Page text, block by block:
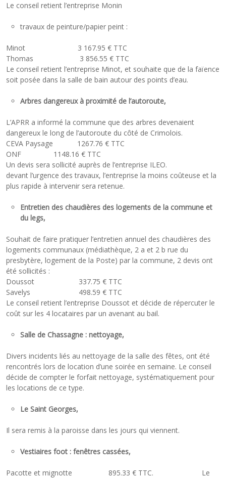
Le conseil retient l’entreprise Monin
travaux de peinture/papier peint :
Minot 3 167.95 € TTC
Thomas 3 856.55 € TTC
Le conseil retient l’entreprise Minot, et souhaite que de la faïence
soit posée dans la salle de bain autour des points d’eau.
Arbres dangereux à proximité de l’autoroute,
L’APRR a informé la commune que des arbres devenaient
dangereux le long de l’autoroute du côté de Crimolois.
CEVA Paysage 1267.76 € TTC
ONF 1148.16 € TTC
Un devis sera sollicité auprès de l’entreprise ILEO.
devant l’urgence des travaux, l’entreprise la moins coûteuse et la
plus rapide à intervenir sera retenue.
Entretien des chaudières des logements de la commune et
du legs,
Souhait de faire pratiquer l’entretien annuel des chaudières des
logements communaux (médiathèque, 2 a et 2 b rue du
presbytère, logement de la Poste) par la commune, 2 devis ont
été sollicités :
Doussot 337.75 € TTC
Savelys 498.59 € TTC
Le conseil retient l’entreprise Doussot et décide de répercuter le
coût sur les 4 locataires par un avenant au bail.
Salle de Chassagne : nettoyage,
Divers incidents liés au nettoyage de la salle des fêtes, ont été
rencontrés lors de location d’une soirée en semaine. Le conseil
décide de compter le forfait nettoyage, systématiquement pour
les locations de ce type.
Le Saint Georges,
Il sera remis à la paroisse dans les jours qui viennent.
Vestiaires foot : fenêtres cassées,
Pacotte et mignotte 895.33 € TTC. Le